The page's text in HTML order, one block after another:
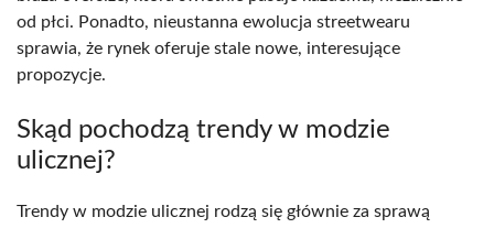
od płci. Ponadto, nieustanna ewolucja streetwearu
sprawia, że rynek oferuje stale nowe, interesujące
propozycje.
Skąd pochodzą trendy w modzie
ulicznej?
Trendy w modzie ulicznej rodzą się głównie za sprawą